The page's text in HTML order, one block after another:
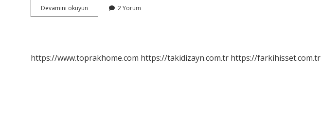
Devamını okuyun
Sporu
2 Yorum
https://www.toprakhome.com https://takidizayn.com.tr https://farkihisset.com.tr